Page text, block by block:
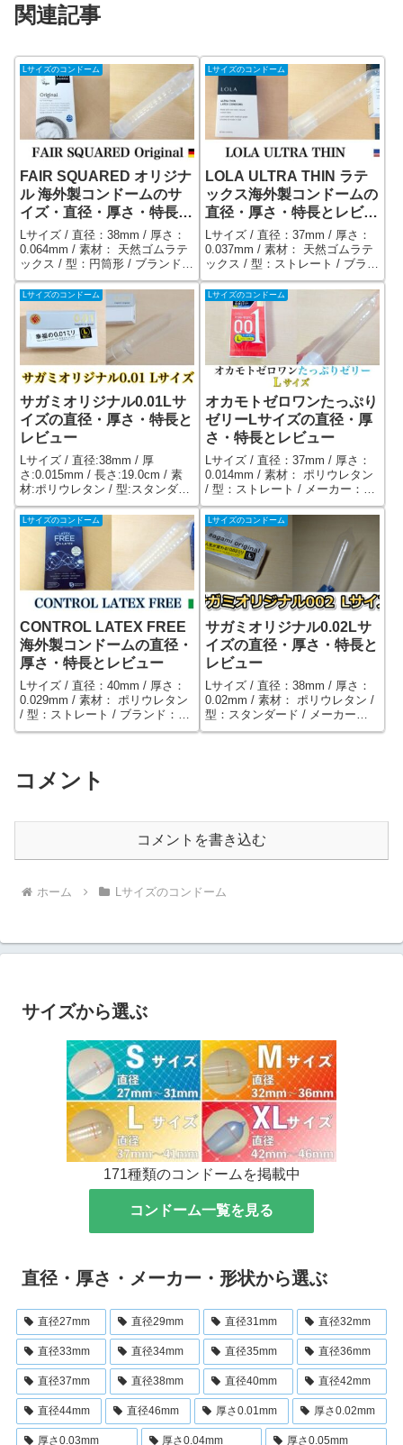
関連記事
Lサイズのコンドーム
FAIR SQUARED オリジナ
ル 海外製コンドームのサ
イズ・直径・厚さ・特長と
レビュー
Lサイズ / 直径：38mm / 厚さ：
0.064mm / 素材： 天然ゴムラテ
ックス / 型：円筒形 / ブランド：
FAIR SQUARED（ドイツ） / 牛
乳由来のタンパク質であるカゼ
インを含まないヴィーガンフレ
ンドリー。直径38mmの太め。
Lサイズのコンドーム
LOLA ULTRA THIN ラテ
ックス海外製コンドームの
直径・厚さ・特長とレビュ
ー
Lサイズ / 直径：37mm / 厚さ：
0.037mm / 素材： 天然ゴムラテ
ックス / 型：ストレート / ブラン
ド：LOLA（アメリカ） / 薄くて
大きいアメリカのコンドーム。
素材がやわらかく着け心地は抜
群。ヴィーガンフレンドリー。
Lサイズのコンドーム
サガミオリジナル0.01Lサ
イズの直径・厚さ・特長と
レビュー
Lサイズ / 直径:38mm / 厚
さ:0.015mm / 長さ:19.0cm / 素
材:ポリウレタン / 型:スタンダー
ド / メーカー:相模ゴム工業/レギ
ュラーサイズより2mm太い、直
径38mmの極薄0.01mmコンドー
Lサイズのコンドーム
オカモトゼロワンたっぷり
ゼリーLサイズの直径・厚
さ・特長とレビュー
Lサイズ / 直径：37mm / 厚さ：
0.014mm / 素材： ポリウレタン
/ 型：ストレート / メーカー：オ
カモト / ゼリー量が200%になっ
た（ゼロワン比）オカモト ゼロ
ワンのLサイズ。スムースで滑ら
かな挿入ができる0.01mm極薄コ
ンドーム。ゴム臭ゼロ。中のぬ
くもりが伝わってきます。
Lサイズのコンドーム
CONTROL LATEX FREE
海外製コンドームの直径・
厚さ・特長とレビュー
Lサイズ / 直径：40mm / 厚さ：
0.029mm / 素材： ポリウレタン
/ 型：ストレート / ブランド：
CONTROL（イタリア） /
40mm（サガミオリジナルLサイ
ズより太い）
Lサイズのコンドーム
サガミオリジナル0.02Lサ
イズの直径・厚さ・特長と
レビュー
Lサイズ / 直径：38mm / 厚さ：
0.02mm / 素材： ポリウレタン /
型：スタンダード / メーカー：
相模ゴム工業 / 直径38mm。オカ
コメント
コメントを書き込む
ホーム Lサイズのコンドーム
サイズから選ぶ
171種類のコンドームを掲載中
コンドーム一覧を見る
直径・厚さ・メーカー・形状から選ぶ
直径27mm 直径29mm 直径31mm 直径32mm
直径33mm 直径34mm 直径35mm 直径36mm
直径37mm 直径38mm 直径40mm 直径42mm
直径44mm 直径46mm 厚さ0.01mm 厚さ0.02mm
厚さ0.03mm 厚さ0.04mm 厚さ0.05mm